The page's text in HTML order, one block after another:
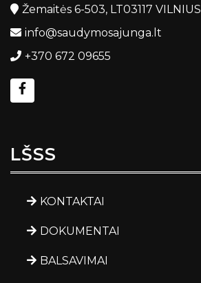
Žemaitės 6-503, LT03117 VILNIUS
info@saudymosajunga.lt
+370 672 09655
LŠSS
KONTAKTAI
DOKUMENTAI
BALSAVIMAI